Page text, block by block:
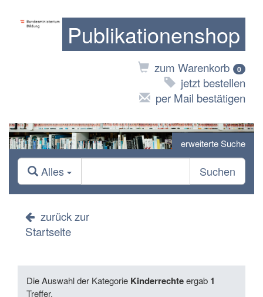
Publikationenshop
zum Warenkorb 0
jetzt bestellen
per Mail bestätigen
erweiterte Suche
Alles Suchen
zurück zur
Startseite
Die Auswahl der Kategorie Kinderrechteergab 1
Treffer.